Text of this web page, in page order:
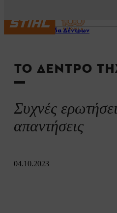
Φροντίδα Δέντρων
ΤΟ ΔΈΝΤΡΟ
Συχνές
απαντήσεις
04.10.2023